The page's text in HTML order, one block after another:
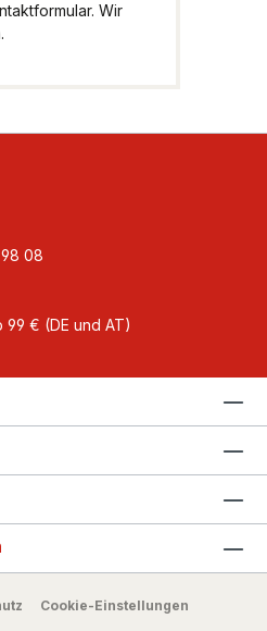
Wir
08
99 € (DE und AT)
Cookie-Einstellungen